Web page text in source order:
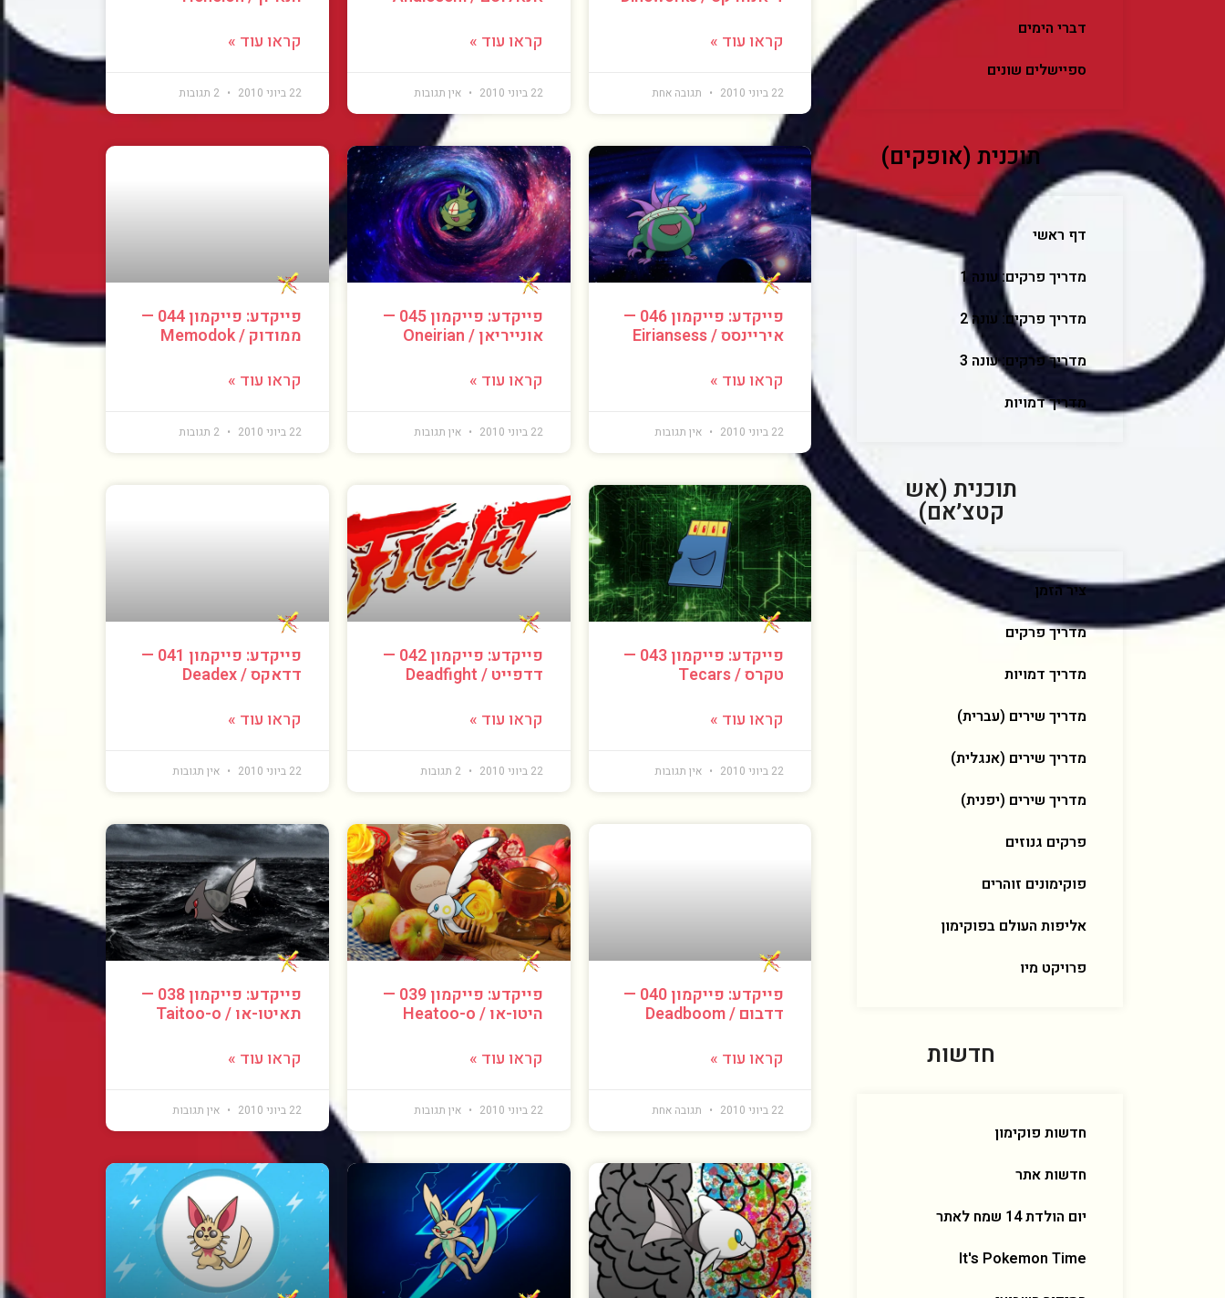
דברי הימים
ספיישלים שונים
תוכנית (אופקים)
דף ראשי
מדריך פרקים: עונה 1
מדריך פרקים: עונה 2
מדריך פרקים: עונה 3
מדריך דמויות
תוכנית (אש
קטצ׳אם)
ציר הזמן
מדריך פרקים
מדריך דמויות
מדריך שירים (עברית)
מדריך שירים (אנגלית)
מדריך שירים (יפנית)
פרקים גנוזים
פוקימונים זוהרים
אליפות העולם בפוקימון
פרויקט מיו
חדשות
חדשות פוקימון
חדשות אתר
יום הולדת 14 שמח לאתר
It's Pokemon Time
קראו עוד »
22 ביוני 2010 תגובה אחת
קראו עוד »
22 ביוני 2010 אין תגובות
קראו עוד »
22 ביוני 2010 2 תגובות
פייקדע: פייקמון 046 —
איריינסס / Eiriansess
קראו עוד »
22 ביוני 2010 אין תגובות
פייקדע: פייקמון 045 —
אונייריאן / Oneirian
קראו עוד »
22 ביוני 2010 אין תגובות
פייקדע: פייקמון 044 —
ממודוק / Memodok
קראו עוד »
22 ביוני 2010 2 תגובות
פייקדע: פייקמון 043 —
טקרס / Tecars
קראו עוד »
22 ביוני 2010 אין תגובות
פייקדע: פייקמון 042 —
דדפייט / Deadfight
קראו עוד »
22 ביוני 2010 2 תגובות
פייקדע: פייקמון 041 —
דדאקס / Deadex
קראו עוד »
22 ביוני 2010 אין תגובות
פייקדע: פייקמון 040 —
דדבום / Deadboom
קראו עוד »
22 ביוני 2010 תגובה אחת
פייקדע: פייקמון 039 —
היטו-או / Heatoo-o
קראו עוד »
22 ביוני 2010 אין תגובות
פייקדע: פייקמון 038 —
תאיטו-או / Taitoo-o
קראו עוד »
22 ביוני 2010 אין תגובות